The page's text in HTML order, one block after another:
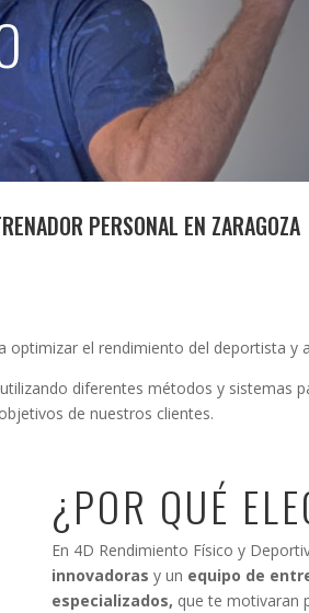
PERSONAL EN ZARAGOZA
optimizar el rendimiento del deportista y
diferentes métodos y sistemas
de nuestros clientes.
¿POR QUÉ
En 4D Rendimiento Físico y
innovadoras y un equipo de
especializados, que te motivaran